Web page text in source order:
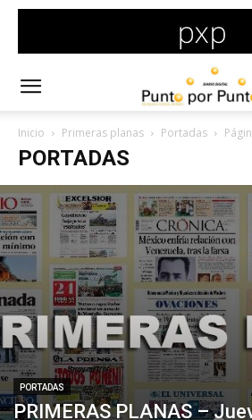
Inicio Primeras planas Portadas
PORTADAS
PORTADAS
PRIMERAS PLANAS –